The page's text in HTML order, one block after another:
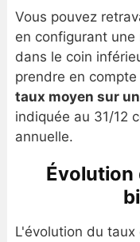
Vous pouvez
en configurant
dans le coin
prendre en
taux moyen sur
indiquée au 31/12
annuelle.
Évolution
L'évolution du